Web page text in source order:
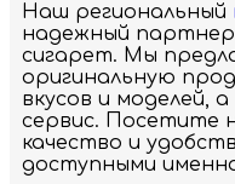
Наш региональный
надежный
сигарет. Мы
оригинальную
вкусов и моделей,
сервис. Посетите
качество и
доступными